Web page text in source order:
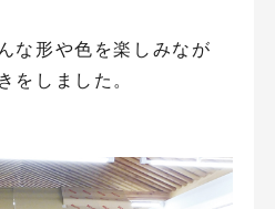
な形や色を楽しみなが
をしました。